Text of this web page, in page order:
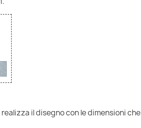
il disegno con le dimensioni che